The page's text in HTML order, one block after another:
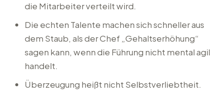
die Mitarbeiter verteilt wird.
Die echten Talente machen sich schneller aus
dem Staub, als der Chef „Gehaltserhöhung“
sagen kann, wenn die Führung nicht mental agil
handelt.
Überzeugung heißt nicht Selbstverliebtheit.